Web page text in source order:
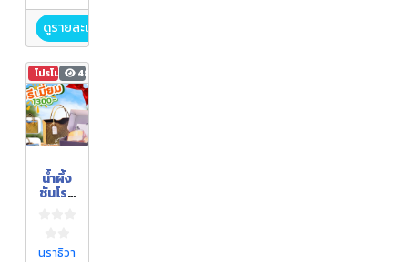
ดูรายละเอียด
โปรโมชัน 481
น้ำผึ้ง
ชันโรง
นราธิวา